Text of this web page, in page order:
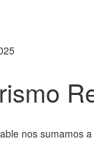
nos sumamos